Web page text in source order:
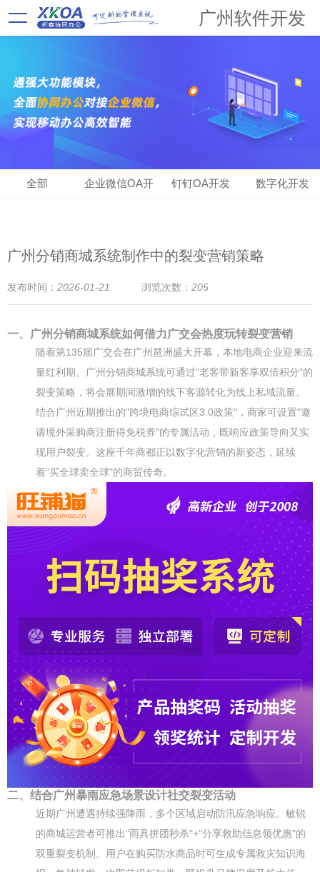
广州软件开发
全部 企业微信OA开 钉钉OA开发 数字化开发
广州分销商城系统制作中的裂变营销策略
发布时间： 2026-01-21 浏览次数： 205
一、广州分销商城系统如何借力广交会热度玩转裂变营销
随着第135届广交会在广州琶洲盛大开幕，本地电商企业迎来流
量红利期。广州分销商城系统可通过"老客带新客享双倍积分"的
裂变策略，将会展期间激增的线下客源转化为线上私域流量。
结合广州近期推出的"跨境电商综试区3.0政策"，商家可设置"邀
请境外采购商注册得免税券"的专属活动，既响应政策导向又实
现用户裂变。这座千年商都正以数字化营销的新姿态，延续
着"买全球卖全球"的商贸传奇。
二、结合广州暴雨应急场景设计社交裂变活动
近期广州遭遇持续强降雨，多个区域启动防汛应急响应。敏锐
的商城运营者可推出"雨具拼团秒杀"+"分享救助信息领优惠"的
双重裂变机制。用户在购买防水商品时可生成专属救灾知识海